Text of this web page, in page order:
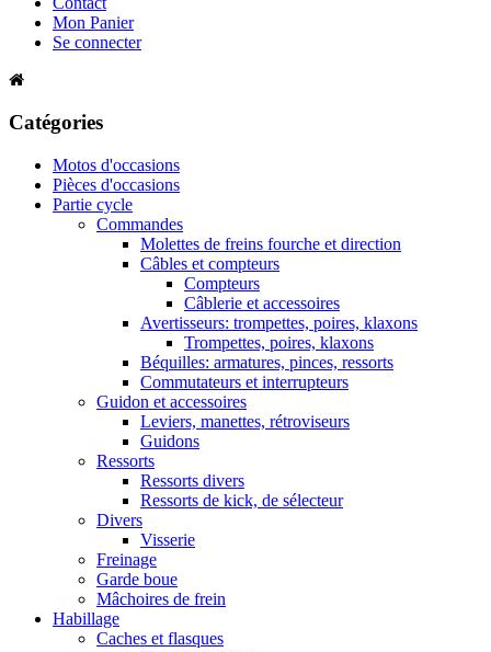
Mon Panier
Se connecter
Catégories
Motos d'occasions
Pièces d'occasions
Partie cycle
Commandes
Molettes de freins fourche et direction
Câbles et compteurs
Compteurs
Câblerie et accessoires
Avertisseurs: trompettes, poires, klaxons
Trompettes, poires, klaxons
Béquilles: armatures, pinces, ressorts
Commutateurs et interrupteurs
Guidon et accessoires
Leviers, manettes, rétroviseurs
Guidons
Ressorts
Ressorts divers
Ressorts de kick, de sélecteur
Divers
Visserie
Freinage
Garde boue
Mâchoires de frein
Habillage
Caches et flasques